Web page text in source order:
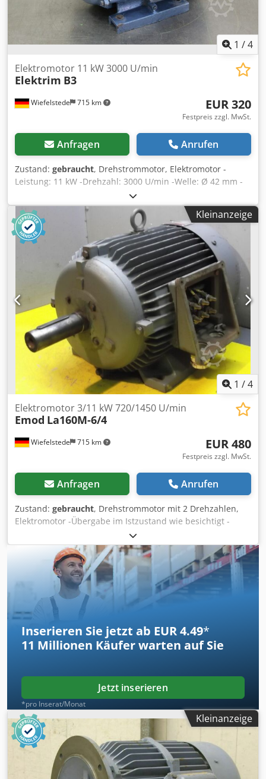
1 /4
Wiefelstede 715 km
Elektromotor 11 kW 3000 U/min
Elektrim B3
EUR 320
Festpreis zzgl. MwSt.
Anfragen Anrufen
Zustand: gebraucht, Drehstrommotor, Elektromotor -
Leistung: 11 kW -Drehzahl: 3000 U/min -Welle: Ø 42 mm -
Bauform: B3 -Schutzart: IP 33 -Abmessungen:
590/380/H380 mm Djdscwn Eiepfx Abnowa -Gewicht: 116
kg
Kleinanzeige
1 /4
Wiefelstede 715 km
Elektromotor 3/11 kW 720/1450 U/min
Emod La160M-6/4
EUR 480
Festpreis zzgl. MwSt.
Anfragen Anrufen
Zustand: gebraucht, Drehstrommotor mit 2 Drehzahlen,
Elektromotor -Übergabe im Istzustand wie besichtigt -
Leistung: 3/11 kW -Drehzahl: 720/1450 U/min -Welle: Ø 42
mm -Bauform: B3 -polumschaltbar -Schutzart: IP 54 -Preis:
pro Stück -Anzahl: 1x vorhanden -Abmessungen:
600/390/H320 mm Dwsdpscnha Hjfx Abnea -Gewicht: 108
kg
Inserieren Sie jetzt ab EUR 4.49*
11 Millionen Käufer warten auf Sie
Jetzt inserieren
*pro Inserat/Monat
Kleinanzeige